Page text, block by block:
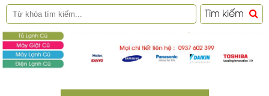
Tìm kiếm